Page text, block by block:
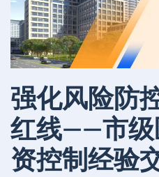
强化风险防
红线——市级
资控制经验